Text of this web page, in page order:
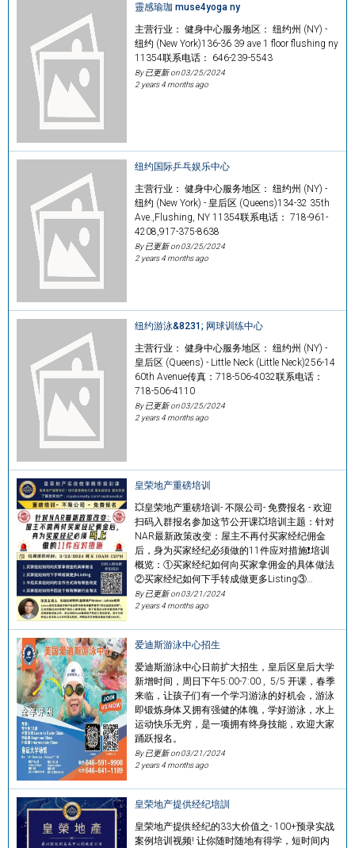
靈感瑜珈 muse4yoga ny
主营行业： 健身中心服务地区： 纽约州 (NY) -
纽约 (New York)136-36 39 ave 1 floor flushing ny
11354联系电话： 646-239-5543
By 已更新 on03/25/2024
2 years 4 months ago
纽约国际乒乓娱乐中心
主营行业： 健身中心服务地区： 纽约州 (NY) -
纽约 (New York) - 皇后区 (Queens)134-32 35th
Ave.,Flushing, NY 11354联系电话： 718-961-
4208,917-375-8638
By 已更新 on03/25/2024
2 years 4 months ago
纽约游泳&8231; 网球训练中心
主营行业： 健身中心服务地区： 纽约州 (NY) -
皇后区 (Queens) - Little Neck (Little Neck)256-14
60th Avenue传真：718-506-4032联系电话：
718-506-4110
By 已更新 on03/25/2024
2 years 4 months ago
皇荣地产重磅培训
💥皇荣地产重磅培训- 不限公司- 免费报名 - 欢迎
扫码入群报名参加这节公开课💥‍培训主题：针对
NAR最新政策改变：屋主不再付买家经纪佣金
后，身为买家经纪必须做的11件应对措施❗‍培训
概览：①买家经纪如何向买家拿佣金的具体做法
②买家经纪如何下手转成做更多Listing③…
By 已更新 on03/21/2024
2 years 4 months ago
爱迪斯游泳中心招生
爱迪斯游泳中心日前扩大招生，皇后区皇后大学
新增时间，周日下午5:00-7:00 , 5/5 开课，春季
来临，让孩子们有一个学习游泳的好机会，游泳
即锻炼身体又拥有强健的体魄，学好游泳，水上
运动快乐无穷，是一项拥有终身技能，欢迎大家
踊跃报名。
By 已更新 on03/21/2024
2 years 4 months ago
‍皇荣地产提供经纪培訓
‍皇荣地产提供经纪的33大价值之- 100+预录实战
案例培训视频! 让你随时随地有得学，短时间内